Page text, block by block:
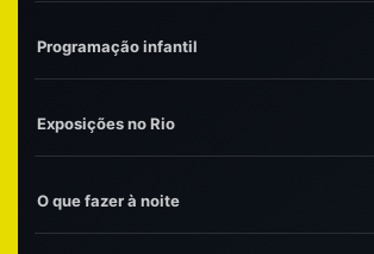
Programação infantil
Exposições no Rio
O que fazer à noite